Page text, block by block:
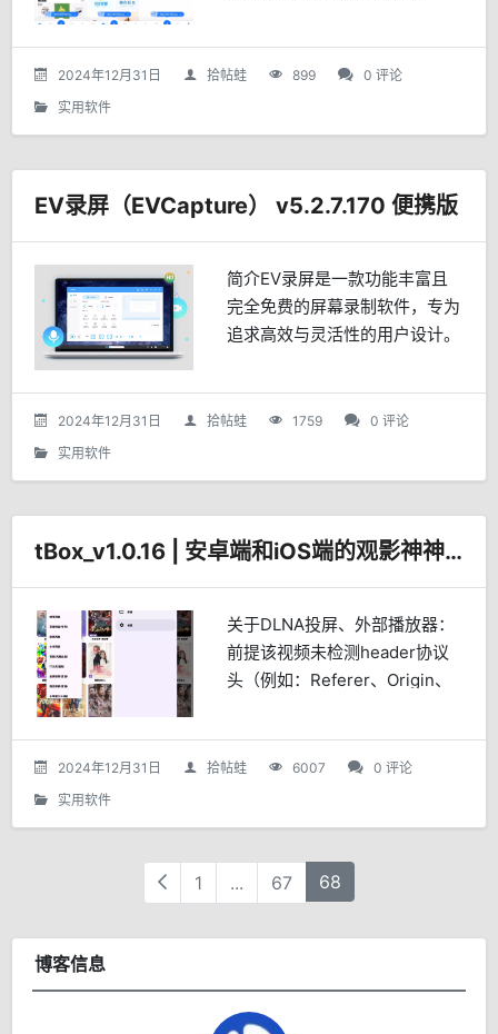
作以及徽章构思等多种功能于一
身，旨在帮助用户轻松生成专业
2024年12月31日 拾帖蛙 899
0 评论
实用软件
EV录屏（EVCapture） v5.2.7.170 便携版
简介EV录屏是一款功能丰富且
完全免费的屏幕录制软件，专为
追求高效与灵活性的用户设计。
性录制，还兼容多摄像头输入，
并允许用户添加个性化的图片或
2024年12月31日 拾帖蛙 1759
0 评论
实用软件
tBox_v1.0.16 | 安卓端和iOS端的观影神神器
关于DLNA投屏、外部播放器：
前提该视频未检测header协议
头（例如：Referer、Origin、
放。GitHub项目地址：
https://github.com...
2024年12月31日 拾帖蛙 6007
0 评论
实用软件
1 ... 67 68
博客信息